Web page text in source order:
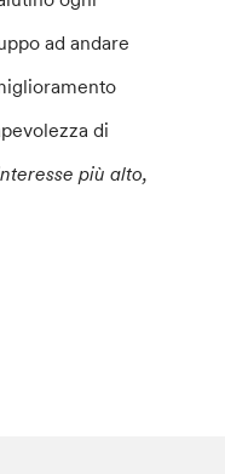
ad andare
di
più alto,